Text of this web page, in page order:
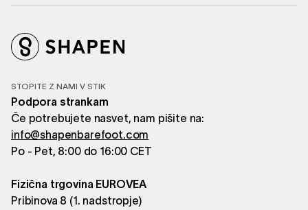
STOPITE Z NAMI V STIK
Podpora strankam
Če potrebujete nasvet, nam pišite na:
info@shapenbarefoot.com
Po - Pet, 8:00 do 16:00 CET
Fizična trgovina EUROVEA
Pribinova 8 (1. nadstropje)